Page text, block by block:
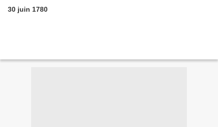
30 juin 1780